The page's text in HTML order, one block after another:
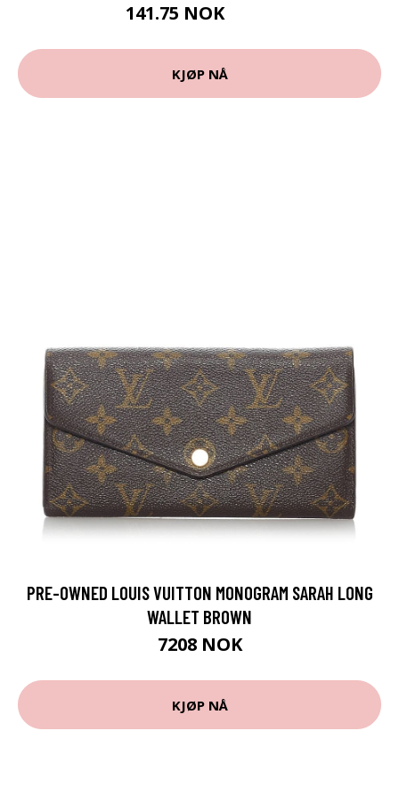
141.75 NOK
KJØP NÅ
PRE-OWNED LOUIS VUITTON MONOGRAM SARAH LONG
WALLET BROWN
7208 NOK
KJØP NÅ